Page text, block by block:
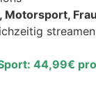
Motorsport,
44,99€